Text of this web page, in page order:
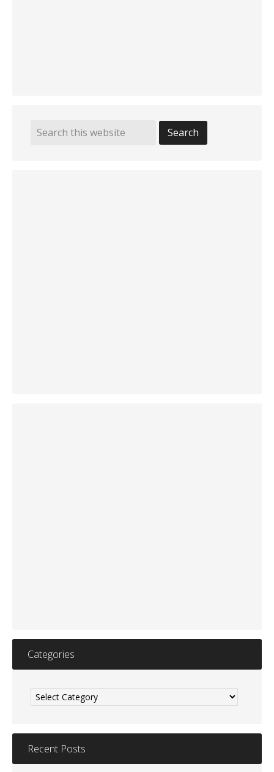
Categories
Recent Posts